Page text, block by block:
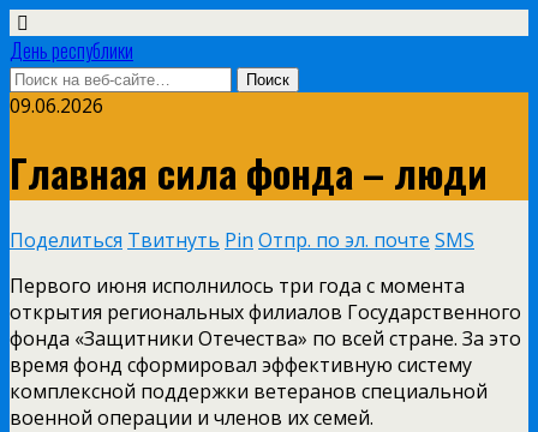
День республики
09.06.2026
Главная сила фонда – люди
Поделиться Твитнуть Pin Отпр. по эл. почте SMS
Первого июня исполнилось три года с момента
открытия региональных филиалов Государственного
фонда «Защитники Отечества» по всей стране. За это
время фонд сформировал эффективную систему
комплексной поддержки ветеранов специальной
военной операции и членов их семей.